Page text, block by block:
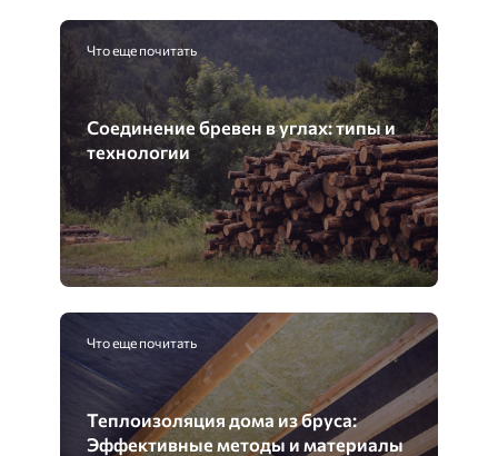
Что еще почитать
Соединение бревен в углах: типы и
технологии
Что еще почитать
Теплоизоляция дома из бруса:
Эффективные методы и материалы